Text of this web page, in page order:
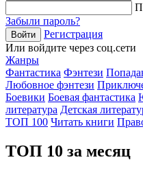
Забыли пароль?
Войти
Регистрация
Или войдите через соц.сети
Жанры
Фантастика Фэнтези
Любовное фэнтези
Боевики Боевая фантастика
литература Детская
ТОП 100 Читать книги
ТОП 10 за месяц